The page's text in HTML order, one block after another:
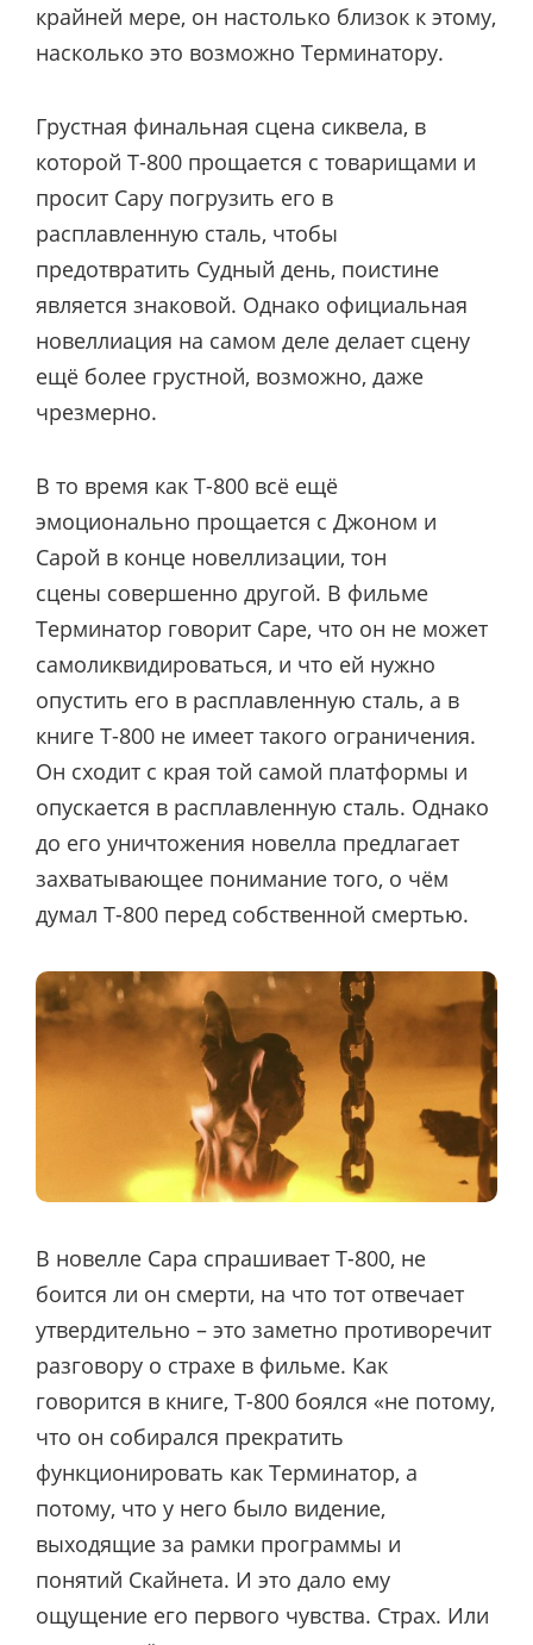
крайней мере, он настолько близок к этому,
насколько это возможно Терминатору.
Грустная финальная сцена сиквела, в
которой Т-800 прощается с товарищами и
просит Сару погрузить его в
расплавленную сталь, чтобы
предотвратить Судный день, поистине
является знаковой. Однако официальная
новеллиация на самом деле делает сцену
ещё более грустной, возможно, даже
чрезмерно.
В то время как Т-800 всё ещё
эмоционально прощается с Джоном и
Сарой в конце новеллизации, тон
сцены совершенно другой. В фильме
Терминатор говорит Саре, что он не может
самоликвидироваться, и что ей нужно
опустить его в расплавленную сталь, а в
книге Т-800 не имеет такого ограничения.
Он сходит с края той самой платформы и
опускается в расплавленную сталь. Однако
до его уничтожения новелла предлагает
захватывающее понимание того, о чём
думал Т-800 перед собственной смертью.
В новелле Сара спрашивает Т-800, не
боится ли он смерти, на что тот отвечает
утвердительно – это заметно противоречит
разговору о страхе в фильме. Как
говорится в книге, Т-800 боялся «не потому,
что он собирался прекратить
функционировать как Терминатор, а
потому, что у него было видение,
выходящие за рамки программы и
понятий Скайнета. И это дало ему
ощущение его первого чувства. Страх. Или